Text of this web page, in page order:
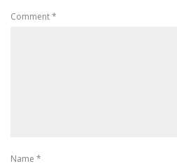
Comment*
Name *